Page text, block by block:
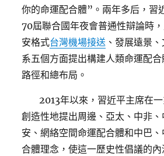
你的命運配合體”。兩年多后，習
70屆聯合國年夜會普通性辯論時
安格式台灣機場接送 、發展遠景
系五個方面提出構建人類命運配
路徑和總布局。
2013年以來，習近平主席在
創造性地提出周邊、亞太、中非
安、網絡空間命運配合體和中巴
合體理念，使這一歷史性倡議的